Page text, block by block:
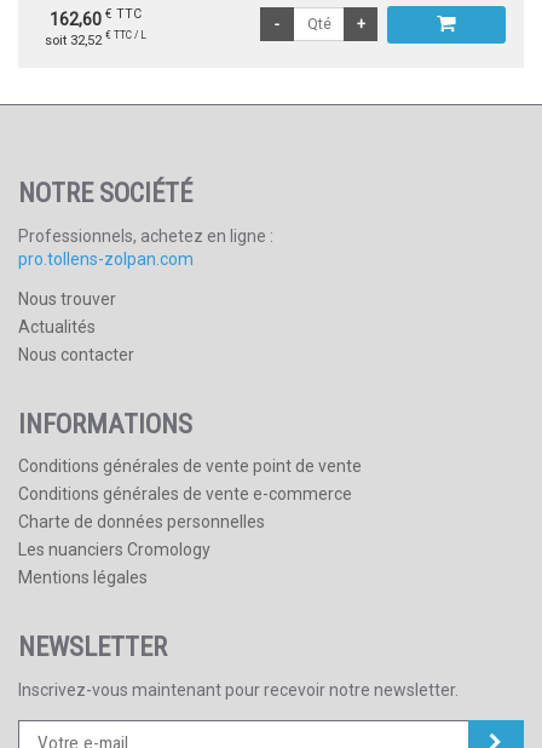
162,60 € TTC
soit 32,52 € TTC / L
NOTRE SOCIÉTÉ
Professionnels, achetez en ligne :
pro.tollens-zolpan.com
Nous trouver
Actualités
Nous contacter
INFORMATIONS
Conditions générales de vente point de vente
Conditions générales de vente e-commerce
Charte de données personnelles
Les nuanciers Cromology
Mentions légales
NEWSLETTER
Inscrivez-vous maintenant pour recevoir notre newsletter.